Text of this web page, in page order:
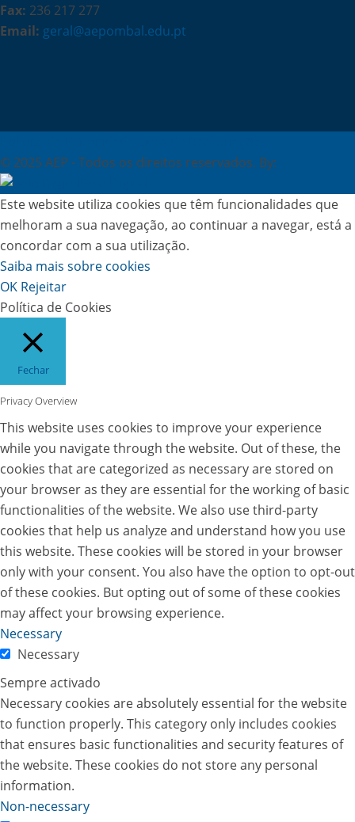
Fax: 236 217 277
Email: geral@aepombal.edu.pt
© 2025 AEP - Todos os direitos reservados. By:
Este website utiliza cookies que têm funcionalidades que
melhoram a sua navegação, ao continuar a navegar, está a
concordar com a sua utilização.
Saiba mais sobre cookies
OK Rejeitar
Política de Cookies
Fechar
Privacy Overview
This website uses cookies to improve your experience
while you navigate through the website. Out of these, the
cookies that are categorized as necessary are stored on
your browser as they are essential for the working of basic
functionalities of the website. We also use third-party
cookies that help us analyze and understand how you use
this website. These cookies will be stored in your browser
only with your consent. You also have the option to opt-out
of these cookies. But opting out of some of these cookies
may affect your browsing experience.
Necessary
Necessary
Sempre activado
Necessary cookies are absolutely essential for the website
to function properly. This category only includes cookies
that ensures basic functionalities and security features of
the website. These cookies do not store any personal
information.
Non-necessary